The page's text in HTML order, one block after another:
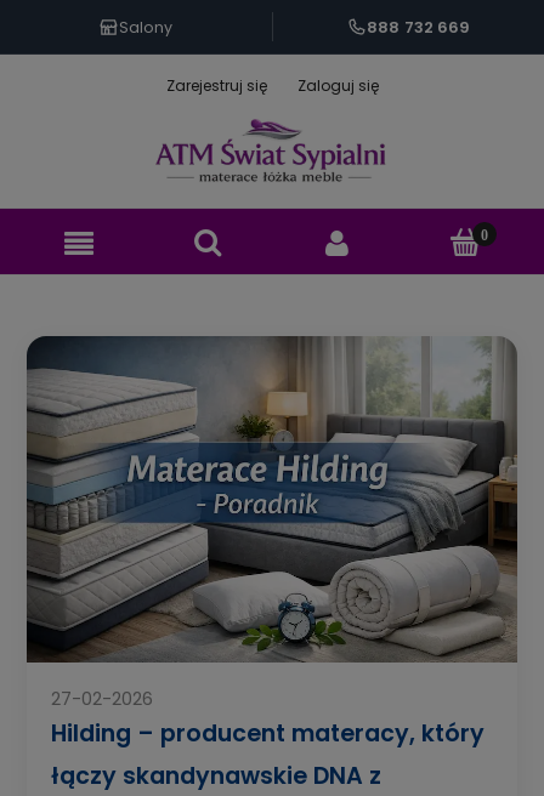
Salony 888 732 669
Zarejestruj się Zaloguj się
27-02-2026
Hilding – producent materacy, który
łączy skandynawskie DNA z